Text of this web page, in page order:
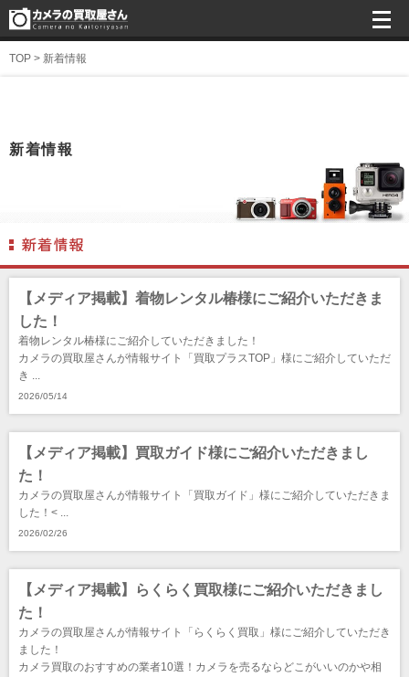
TOP > 新着情報
新着情報
【メディア掲載】着物レンタル椿様にご紹介いただきま
した！
着物レンタル椿様にご紹介していただきました！
カメラの買取屋さんが情報サイト「買取プラスTOP」様にご紹介していただ
き ...
2026/05/14
【メディア掲載】買取ガイド様にご紹介いただきまし
た！
カメラの買取屋さんが情報サイト「買取ガイド」様にご紹介していただきま
した！< ...
2026/02/26
【メディア掲載】らくらく買取様にご紹介いただきまし
た！
カメラの買取屋さんが情報サイト「らくらく買取」様にご紹介していただき
ました！
カメラ買取のおすすめの業者10選！カメラを売るならどこがいいのかや相